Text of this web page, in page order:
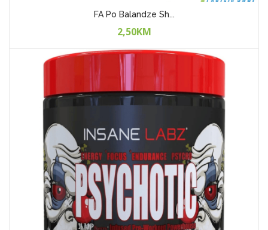
MUSCLE CARE Acety...